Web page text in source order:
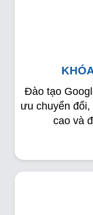
Đào tạo
ưu chuyển đổi,
cao và